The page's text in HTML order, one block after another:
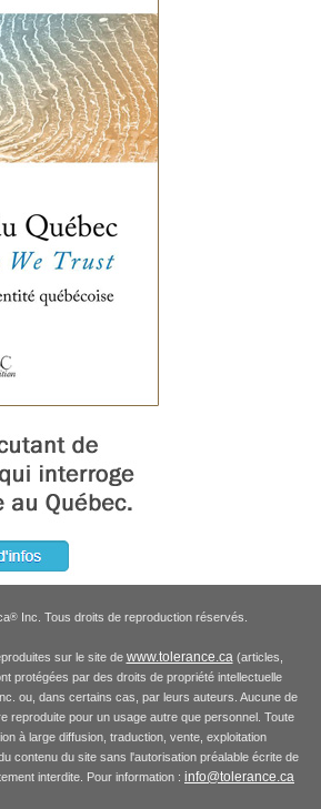
®Inc. Tous droits de reproduction réservés.
sur le site de www.tolerance.ca(articles,
protégées par des droits de propriété intellectuelle
Inc. ou, dans certains cas, par leurs auteurs. Aucune de
reproduite pour un usage autre que personnel. Toute
à large diffusion, traduction, vente, exploitation
contenu du site sans l'autorisation préalable écrite de
interdite. Pour information : info@tolerance.ca